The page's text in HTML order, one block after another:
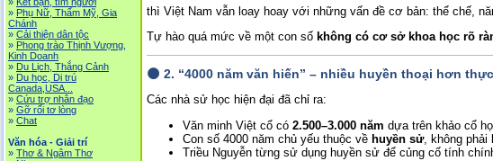
» Phụ Nữ, Thẩm Mỹ, Gia
Chánh
» Cải thiện dân tộc
» Phong trào Thịnh Vượng,
Kinh Doanh
» Du Lịch, Thắng Cảnh
» Du học, Di trú
Canada,USA...
» Cứu trợ nhân đạo
» Gỡ rối tơ lòng
» Chat
Văn hóa - Giải trí
» Thơ & Ngâm Thơ
thì Việt Nam vẫn loay hoay với những vấn đề cơ bản: thể chế,
Tự hào quá mức về một con số không có cơ sở khoa học rõ
🌑 2. “4000 năm văn hiến” – nhiều huyền thoại hơn
Các nhà sử học hiện đại đã chỉ ra:
Văn minh Việt cổ có 2.500–3.000 năm dựa trên khảo cổ
Con số 4000 năm chủ yếu thuộc về huyền sử, không phải
Triều Nguyễn từng sử dụng huyền sử để củng cố tính